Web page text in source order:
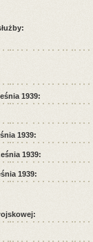
1939:
1939:
1939:
1939: